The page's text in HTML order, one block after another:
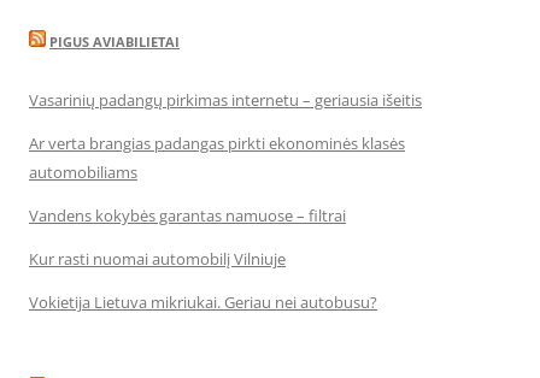
PIGUS AVIABILIETAI
Vasarinių padangų pirkimas internetu – geriausia išeitis
Ar verta brangias padangas pirkti ekonominės klasės
automobiliams
Vandens kokybės garantas namuose – filtrai
Kur rasti nuomai automobilį Vilniuje
Vokietija Lietuva mikriukai. Geriau nei autobusu?